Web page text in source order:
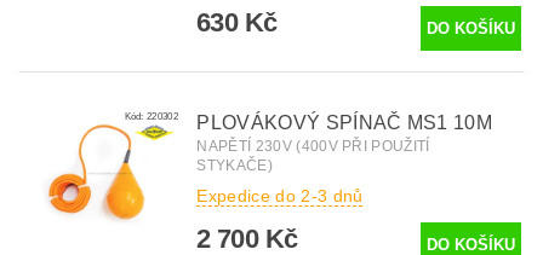
630 Kč
Kód:220302 PLOVÁKOVÝ SPÍNAČ MS1 10M
NAPĚTÍ 230V (400V PŘI POUŽITÍ
STYKAČE)
Expedice do 2-3 dnů
2 700 Kč